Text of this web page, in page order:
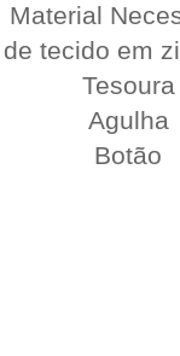
Material
tecido em
Tesoura
Agulha
Botão